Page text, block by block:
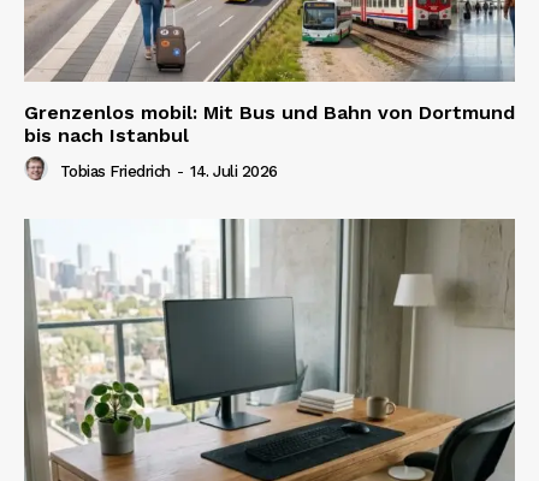
Grenzenlos mobil: Mit Bus und Bahn von Dortmund
bis nach Istanbul
Tobias Friedrich - 14. Juli 2026